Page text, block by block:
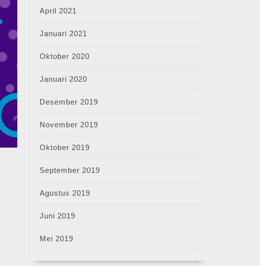
April 2021
Januari 2021
Oktober 2020
Januari 2020
Desember 2019
November 2019
Oktober 2019
September 2019
Agustus 2019
Juni 2019
Mei 2019